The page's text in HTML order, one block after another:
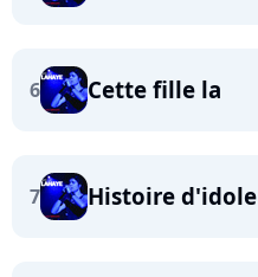
6 Cette fille la
7 Histoire d'idole